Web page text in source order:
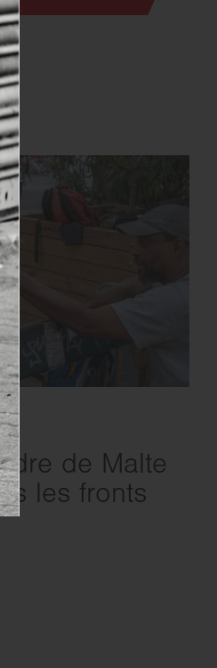
de Malte
les fronts